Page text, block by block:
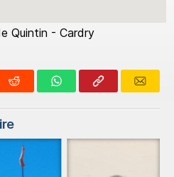
Quintin - Cardry